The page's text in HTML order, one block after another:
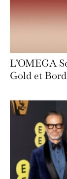
L’OMEGA
Gold et